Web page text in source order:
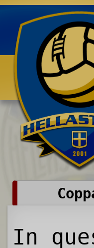
Benvenuti su
In